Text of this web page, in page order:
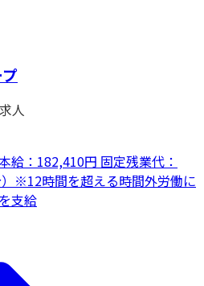
人
給：182,410円 固定残業代：
※12時間を超える時間外労働に
支給